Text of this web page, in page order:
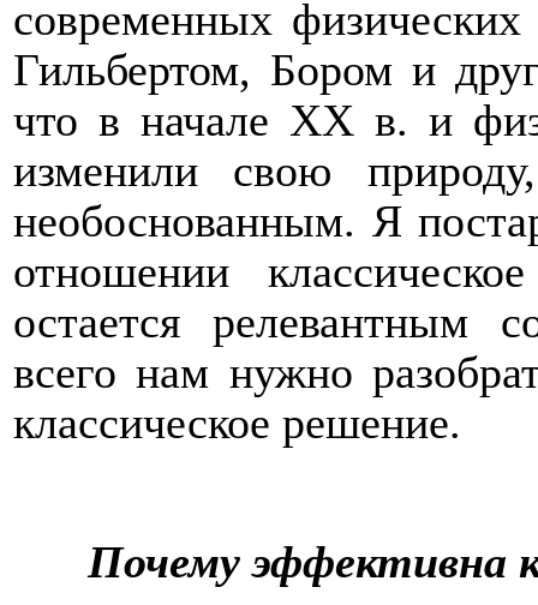
современных физических
Гильбертом, Бором и
что в начале ХХ в. и
изменили свою
необоснованным. Я
отношении
остается релевантным
всего нам нужно
классическое решение.
Почему эффективна